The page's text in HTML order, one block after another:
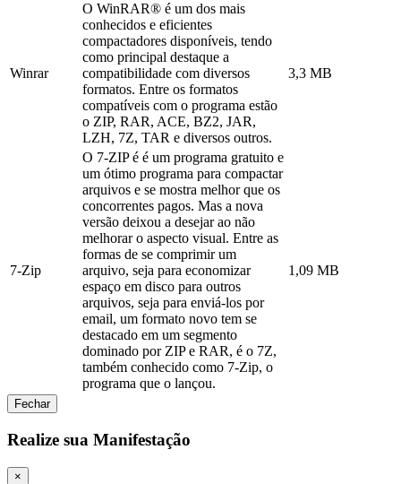
Winrar
O WinRAR® é um dos mais
conhecidos e eficientes
compactadores disponíveis, tendo
como principal destaque a
compatibilidade com diversos
formatos. Entre os formatos
compatíveis com o programa estão
o ZIP, RAR, ACE, BZ2, JAR,
LZH, 7Z, TAR e diversos outros.
3,3 MB
7-Zip
O 7-ZIP é é um programa gratuito e
um ótimo programa para compactar
arquivos e se mostra melhor que os
concorrentes pagos. Mas a nova
versão deixou a desejar ao não
melhorar o aspecto visual. Entre as
formas de se comprimir um
arquivo, seja para economizar
espaço em disco para outros
arquivos, seja para enviá-los por
email, um formato novo tem se
destacado em um segmento
dominado por ZIP e RAR, é o 7Z,
também conhecido como 7-Zip, o
programa que o lançou.
1,09 MB
Fechar
Realize sua Manifestação
×